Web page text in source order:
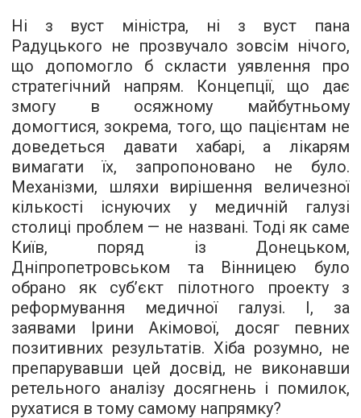
Ні з вуст міністра, ні з вуст пана
Радуцького не прозвучало зовсім нічого,
що допомогло б скласти уявлення про
стратегічний напрям. Концепції, що дає
змогу в осяжному майбутньому
домогтися, зокрема, того, що пацієнтам не
доведеться давати хабарі, а лікарям
вимагати їх, запропоновано не було.
Механізми, шляхи вирішення величезної
кількості існуючих у медичній галузі
столиці проблем — не названі. Тоді як саме
Київ, поряд із Донецьком,
Дніпропетровськом та Вінницею було
обрано як суб’єкт пілотного проекту з
реформування медичної галузі. І, за
заявами Ірини Акімової, досяг певних
позитивних результатів. Хіба розумно, не
препарувавши цей досвід, не виконавши
ретельного аналізу досягнень і помилок,
рухатися в тому самому напрямку?